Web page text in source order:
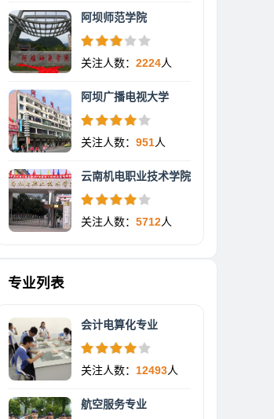
阿坝师范学院
关注人数： 2224人
阿坝广播电视大学
关注人数： 951人
云南机电职业技术学院
关注人数： 5712人
专业列表
会计电算化专业
关注人数： 12493人
航空服务专业